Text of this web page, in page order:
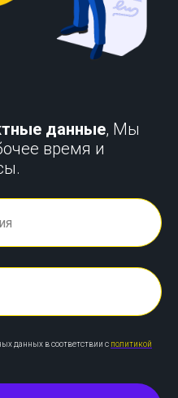
данные, Мы
время и
данных в соответствии с политикой